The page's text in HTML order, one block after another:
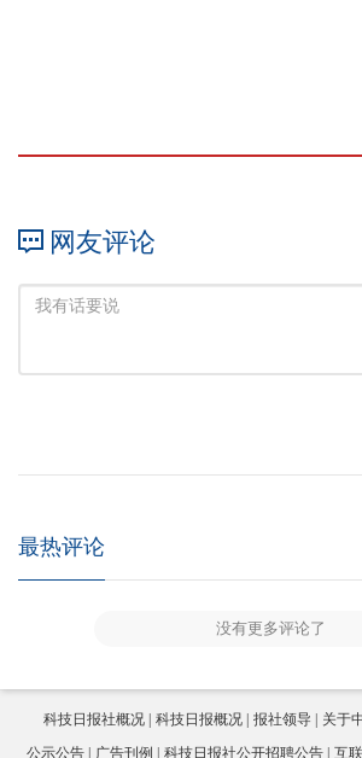
网友评论
最热评论
没有更多评论了
科技日报社概况 科技日报概况 报社领导 关于
公示公告
广告刊例 科技日报社公开招聘公告 互